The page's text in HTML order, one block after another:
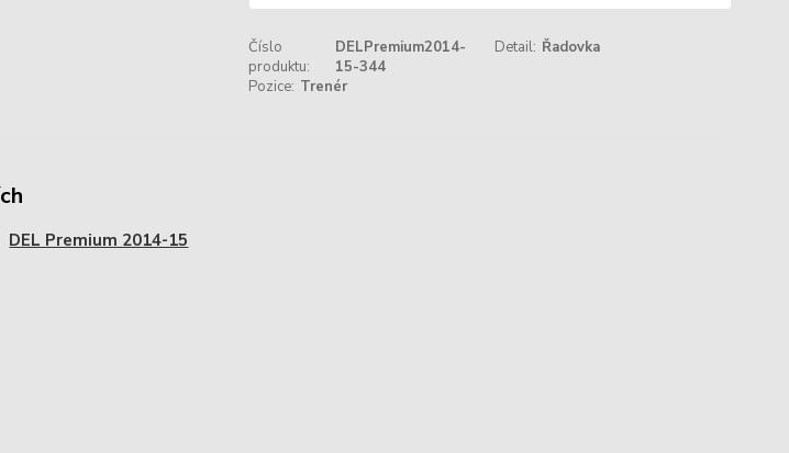
Číslo
produktu:
DELPremium2014-
15-344
Detail: Řadovka
Pozice: Trenér
DEL Premium 2014-15